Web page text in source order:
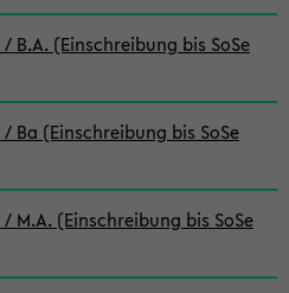
B.A. (Einschreibung bis SoSe
Ba (Einschreibung bis SoSe
M.A. (Einschreibung bis SoSe